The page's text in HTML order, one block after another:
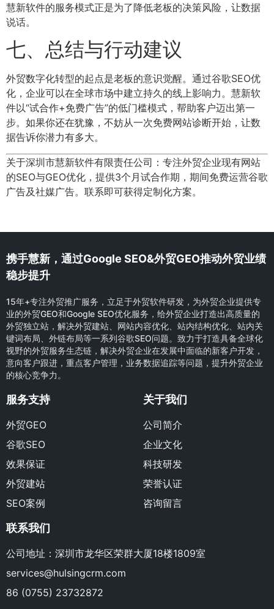
慧新软件的服务模式正是为了降低老板的决策风险，让数据
说话。
七、总结与行动建议
外贸数字化转型的起点是老板的意识觉醒。通过谷歌SEO优
化，企业可以在全球市场中建立持久的线上影响力。慧新软
件以“试合作+免费广告”的低门槛模式，帮助客户迈出第一
步。如果你还在犹豫，不妨从一次免费网站诊断开始，让数
据告诉你潜力有多大。
关于深圳市慧新软件有限责任公司：专注外贸企业现有网站
的SEO与GEO优化，提供3个月试合作期，期间免费运营谷歌
广告及社媒广告。联系即可获得定制化方案。
携手慧新，通过Google SEO&外贸GEO推动外贸业绩
稳步提升
15年+专注外贸推广服务，立足于外贸软件研发，为外贸企业提供专
业的外贸GEO和Google SEO优化服务，给外贸企业打造出高质量的
外贸独立站，解决外贸建站、网站内容优化、站内结构优化、站内关
键词布局、外链布局等一系列谷歌SEO问题。致力于打造具备全球化
视野的外贸服务生态链，解决外贸企业在发展中面临的新客户开发，
意向客户跟进，重点客户管理，业务数据追踪等问题，提升外贸企业
的核心竞争力。
服务支持
外贸GEO
谷歌SEO
效果保证
外贸建站
SEO案例
关于我们
公司简介
企业文化
科技研发
荣誉认证
咨询留言
联系我们
公司地址：深圳市龙华区荣群大厦18楼1809室
services@hulsingcrm.com
86 (0755) 23732872